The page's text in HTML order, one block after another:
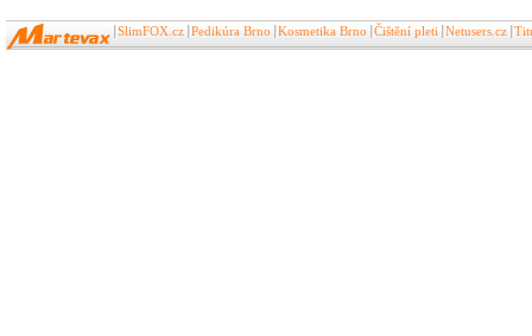
SlimFOX.cz Pedikúra Brno Kosmetika Brno Čištění pleti Netusers.cz